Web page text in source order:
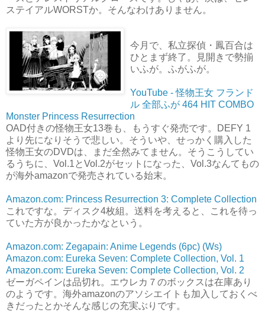
ステイアルWORSTか。そんなわけありません。
今月で、私立探偵・鳳百合は
ひとまず終了。見開きで勢揃
いふが。ふがふが。
YouTube - 怪物王女 フランド
ル 全部ふが 464 HIT COMBO
Monster Princess Resurrection
OAD付きの怪物王女13巻も、もうすぐ発売です。DEFY 1
より先になりそうで悲しい。そういや、せっかく購入した
怪物王女のDVDは、まだ全然みてません。そうこうしてい
るうちに、Vol.1とVol.2がセットになった、Vol.3なんてもの
が海外amazonで発売されている始末。
Amazon.com: Princess Resurrection 3: Complete Collection
これですな。ディスク4枚組。送料を考えると、これを待っ
ていた方が良かったかなという。
Amazon.com: Zegapain: Anime Legends (6pc) (Ws)
Amazon.com: Eureka Seven: Complete Collection, Vol. 1
Amazon.com: Eureka Seven: Complete Collection, Vol. 2
ゼーガペインは品切れ。エウレカ７のボックスは在庫あり
のようです。海外amazonのアソシエイトも加入しておくべ
きだったとかそんな感じの充実ぶりです。